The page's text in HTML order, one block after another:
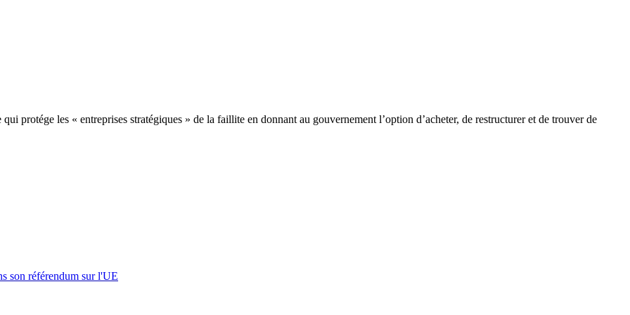
protége les « entreprises stratégiques » de la faillite en donnant au gouvernement l’option d’acheter, de restructurer et de trouver de
son référendum sur l'UE